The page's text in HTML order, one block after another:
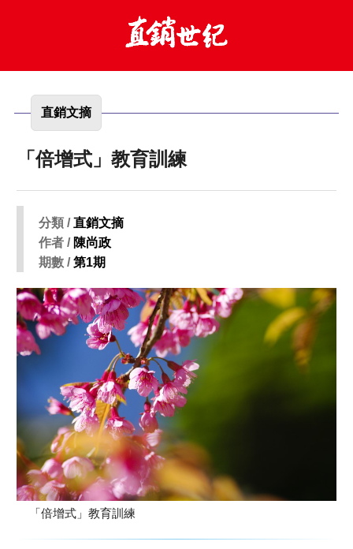
直銷文摘
「倍增式」教育訓練
分類 /直銷文摘
作者 / 陳尚政
期數 /第1期
「倍增式」教育訓練